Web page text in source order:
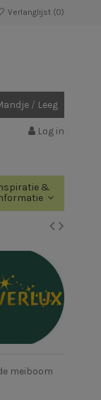
Verlanglijst (0)
/ Leeg
Log in
&
meiboom